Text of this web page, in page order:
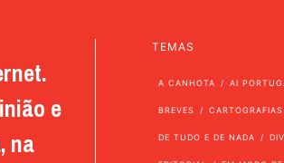
e
na
TEMAS
A CANHOTA AI
BREVES CARTOGRAFIAS
DE TUDO E DE NADA